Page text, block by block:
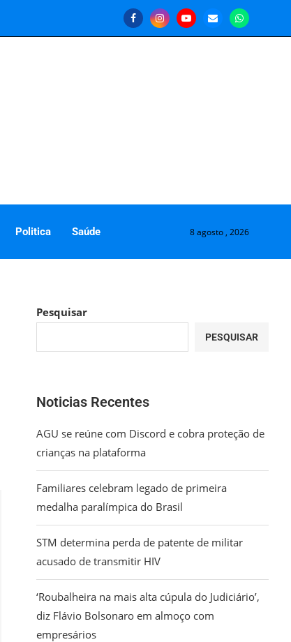
Politica Saúde 8 agosto , 2026
Pesquisar
PESQUISAR
Noticias Recentes
AGU se reúne com Discord e cobra proteção de
crianças na plataforma
Familiares celebram legado de primeira
medalha paralímpica do Brasil
STM determina perda de patente de militar
acusado de transmitir HIV
‘Roubalheira na mais alta cúpula do Judiciário’,
diz Flávio Bolsonaro em almoço com
empresários